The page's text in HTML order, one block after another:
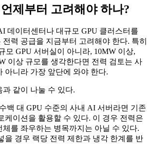
제부터 고려해야 하나?
데이터센터나 대규모 GPU 클러스터를
력 공급을 지금부터 고려해야 한다. 특히
모 GPU 서버실이 아니라, 10MW 이상,
이상 규모를 생각한다면 전력 검토는 사
아니라 가장 앞단에 와야 한다.
같이 나눌 수 있다.
백 대 GPU 수준의 사내 AI 서버라면 기존
케이션을 활용할 수 있다. 이 경우 전력은
체를 좌우하는 병목까지는 아닐 수 있다.
을 경우 랙당 전력 제한과 냉각 한계를 반